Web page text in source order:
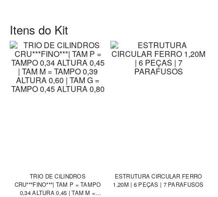
Itens do Kit
TRIO DE CILINDROS
CRU***FINO***| TAM P = TAMPO
0,34 ALTURA 0,45 | TAM M =
ESTRUTURA CIRCULAR FERRO
1,20M | 6 PEÇAS | 7 PARAFUSOS